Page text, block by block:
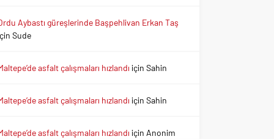
Aybastı güreşlerinde Başpehlivan Erkan Taş
Sude
asfalt çalışmaları hızlandı içinSahin
asfalt çalışmaları hızlandı içinSahin
asfalt çalışmaları hızlandı için Anonim